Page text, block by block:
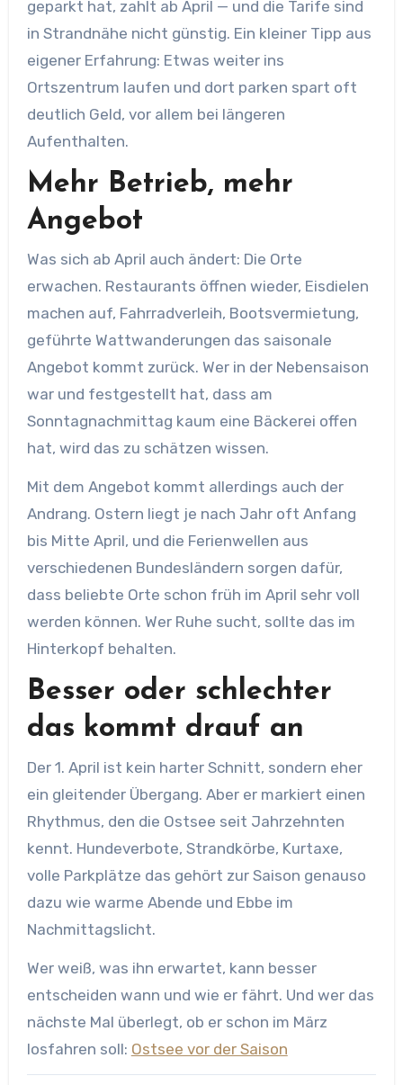
geparkt hat, zahlt ab April — und die Tarife sind
in Strandnähe nicht günstig. Ein kleiner Tipp aus
eigener Erfahrung: Etwas weiter ins
Ortszentrum laufen und dort parken spart oft
deutlich Geld, vor allem bei längeren
Aufenthalten.
Mehr Betrieb, mehr
Angebot
Was sich ab April auch ändert: Die Orte
erwachen. Restaurants öffnen wieder, Eisdielen
machen auf, Fahrradverleih, Bootsvermietung,
geführte Wattwanderungen das saisonale
Angebot kommt zurück. Wer in der Nebensaison
war und festgestellt hat, dass am
Sonntagnachmittag kaum eine Bäckerei offen
hat, wird das zu schätzen wissen.
Mit dem Angebot kommt allerdings auch der
Andrang. Ostern liegt je nach Jahr oft Anfang
bis Mitte April, und die Ferienwellen aus
verschiedenen Bundesländern sorgen dafür,
dass beliebte Orte schon früh im April sehr voll
werden können. Wer Ruhe sucht, sollte das im
Hinterkopf behalten.
Besser oder schlechter
das kommt drauf an
Der 1. April ist kein harter Schnitt, sondern eher
ein gleitender Übergang. Aber er markiert einen
Rhythmus, den die Ostsee seit Jahrzehnten
kennt. Hundeverbote, Strandkörbe, Kurtaxe,
volle Parkplätze das gehört zur Saison genauso
dazu wie warme Abende und Ebbe im
Nachmittagslicht.
Wer weiß, was ihn erwartet, kann besser
entscheiden wann und wie er fährt. Und wer das
nächste Mal überlegt, ob er schon im März
losfahren soll: Ostsee vor der Saison